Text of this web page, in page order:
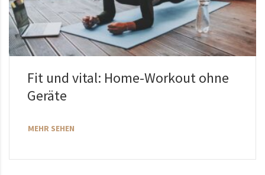
Fit und vital: Home-Workout ohne
Geräte
MEHR SEHEN